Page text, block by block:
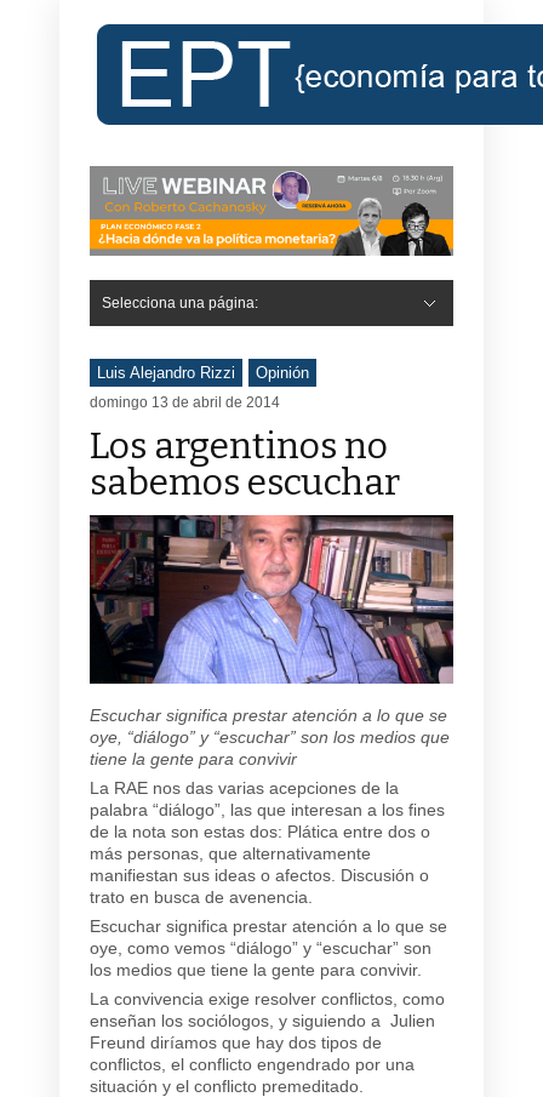
Selecciona una página:
Luis Alejandro Rizzi Opinión
domingo 13 de abril de 2014
Los argentinos no
sabemos escuchar
Escuchar significa prestar atención a lo que se
oye, “diálogo” y “escuchar” son los medios que
tiene la gente para convivir
La RAE nos das varias acepciones de la
palabra “diálogo”, las que interesan a los fines
de la nota son estas dos: Plática entre dos o
más personas, que alternativamente
manifiestan sus ideas o afectos. Discusión o
trato en busca de avenencia.
Escuchar significa prestar atención a lo que se
oye, como vemos “diálogo” y “escuchar” son
los medios que tiene la gente para convivir.
La convivencia exige resolver conflictos, como
enseñan los sociólogos, y siguiendo a Julien
Freund diríamos que hay dos tipos de
conflictos, el conflicto engendrado por una
situación y el conflicto premeditado.